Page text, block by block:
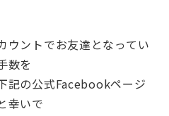
ウントでお友達となってい
数を
記の公式Facebookページ
幸いで